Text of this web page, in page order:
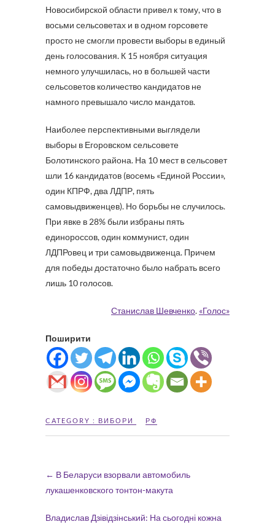
Новосибирской области привел к тому, что в
восьми сельсоветах и в одном горсовете
просто не смогли провести выборы в единый
день голосования. К 15 ноября ситуация
немного улучшилась, но в большей части
сельсоветов количество кандидатов не
намного превышало число мандатов.
Наиболее перспективными выглядели
выборы в Егоровском сельсовете
Болотинского района. На 10 мест в сельсовет
шли 16 кандидатов (восемь «Единой России»,
один КПРФ, два ЛДПР, пять
самовыдвиженцев). Но борьбы не случилось.
При явке в 28% были избраны пять
единороссов, один коммунист, один
ЛДПРовец и три самовыдвиженца. Причем
для победы достаточно было набрать всего
лишь 10 голосов.
Станислав Шевченко. «Голос»
Поширити
CATEGORY : ВИБОРИ РФ
← В Беларуси взорвали автомобиль
лукашенковского тонтон-макута
Владислав Дзівідзінський: На сьогодні кожна